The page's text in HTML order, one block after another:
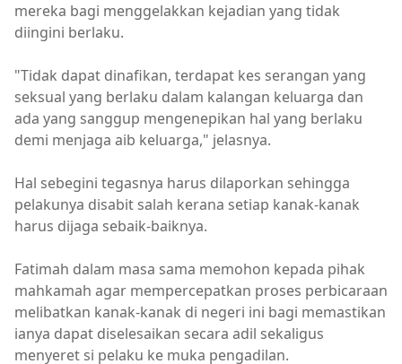
mereka bagi menggelakkan kejadian yang tidak
diingini berlaku.
"Tidak dapat dinafikan, terdapat kes serangan yang
seksual yang berlaku dalam kalangan keluarga dan
ada yang sanggup mengenepikan hal yang berlaku
demi menjaga aib keluarga," jelasnya.
Hal sebegini tegasnya harus dilaporkan sehingga
pelakunya disabit salah kerana setiap kanak-kanak
harus dijaga sebaik-baiknya.
Fatimah dalam masa sama memohon kepada pihak
mahkamah agar mempercepatkan proses perbicaraan
melibatkan kanak-kanak di negeri ini bagi memastikan
ianya dapat diselesaikan secara adil sekaligus
menyeret si pelaku ke muka pengadilan.